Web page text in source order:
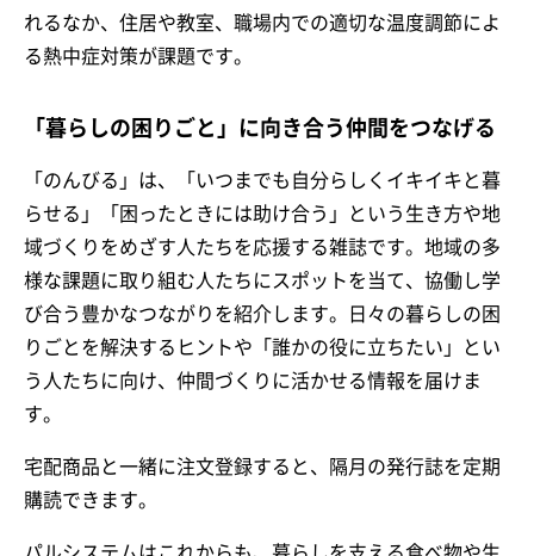
れるなか、住居や教室、職場内での適切な温度調節によ
る熱中症対策が課題です。
「暮らしの困りごと」に向き合う仲間をつなげる
「のんびる」は、「いつまでも自分らしくイキイキと暮
らせる」「困ったときには助け合う」という生き方や地
域づくりをめざす人たちを応援する雑誌です。地域の多
様な課題に取り組む人たちにスポットを当て、協働し学
び合う豊かなつながりを紹介します。日々の暮らしの困
りごとを解決するヒントや「誰かの役に立ちたい」とい
う人たちに向け、仲間づくりに活かせる情報を届けま
す。
宅配商品と一緒に注文登録すると、隔月の発行誌を定期
購読できます。